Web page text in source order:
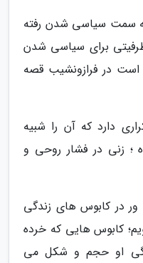
سمت سیاسی شدن رفته
برای سیاسی شدن
است در فرازونشیب قصه
دارد که آن را شبیه
؛ زنی در فشار روحی و
ور در کابوس های زندگی
کابوس هایی که خرده
او حجم و شکل می